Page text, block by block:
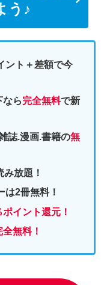
う♪
ント＋差額で今
なら完全無料で新
誌.漫画.書籍の無
放題！
は2冊無料！
ポイント還元！
無料！